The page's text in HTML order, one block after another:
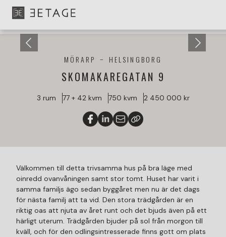
SKOMAKAREGATAN 9
MÖRARP HELSINGBORG
3 rum 77 + 42 kvm 750 kvm 2 450 000 kr
Välkommen till detta trivsamma hus på bra läge med
oinredd ovanvåningen samt stor tomt. Huset har varit i
samma familjs ägo sedan byggåret men nu är det dags
för nästa familj att ta vid. Den stora trädgården är en
riktig oas att njuta av året runt och det bjuds även på ett
härligt uterum. Trädgården bjuder på sol från morgon till
kväll, och för den odlingsintresserade finns gott om plats